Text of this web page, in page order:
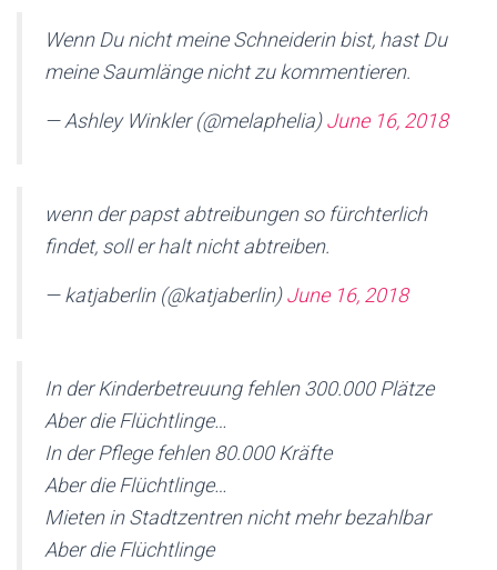
Wenn Du nicht meine Schneiderin bist, hast Du
meine Saumlänge nicht zu kommentieren.
— Ashley Winkler (@melaphelia)June 16, 2018
wenn der papst abtreibungen so fürchterlich
findet, soll er halt nicht abtreiben.
— katjaberlin (@katjaberlin)June 16, 2018
In der Kinderbetreuung fehlen 300.000 Plätze
Aber die Flüchtlinge…
In der Pflege fehlen 80.000 Kräfte
Aber die Flüchtlinge…
Mieten in Stadtzentren nicht mehr bezahlbar
Aber die Flüchtlinge